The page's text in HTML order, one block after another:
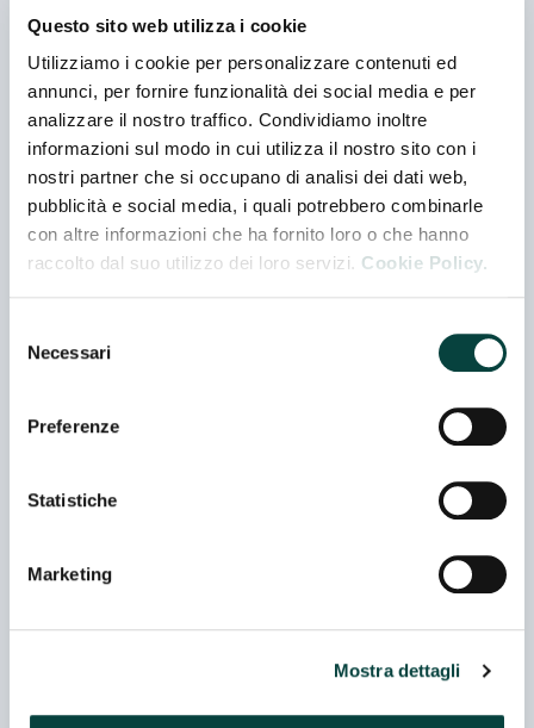
Questo sito web utilizza i cookie
Utilizziamo i cookie per personalizzare contenuti ed
annunci, per fornire funzionalità dei social media e per
analizzare il nostro traffico. Condividiamo inoltre
informazioni sul modo in cui utilizza il nostro sito con i
nostri partner che si occupano di analisi dei dati web,
pubblicità e social media, i quali potrebbero combinarle
con altre informazioni che ha fornito loro o che hanno
raccolto dal suo utilizzo dei loro servizi. Cookie Policy.
delNecessari
Preferenze
Statistiche
Marketing
Mostra dettagli
nella scheda espositore
C.I.C. CARNI SRL
Padiglione 03 - Stand B 050
Co-espositore
CASALE SPA
Padiglione 02 - Stand I 020
Padiglione 02 - Stand I 026 - Tutte le posizioni
EDITRICE ZEUS SAS